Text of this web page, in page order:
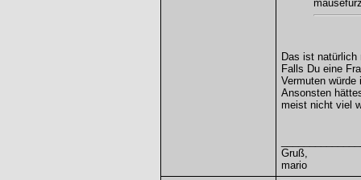
Das ist
Falls Du eine
Vermuten
Ansonsten
meist nicht viel
Gruß,
mario